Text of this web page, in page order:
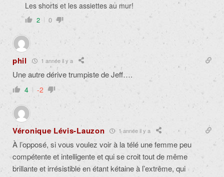
Les shorts et les assiettes au mur!
2 0
phil 1 année il y a
Une autre dérive trumpiste de Jeff….
4 -2
Véronique Lévis-Lauzon 1 année il y a
À l’opposé, si vous voulez voir à la télé une femme peu
compétente et intelligente et qui se croit tout de même
brillante et irrésistible en étant kétaine à l’extrême, qui